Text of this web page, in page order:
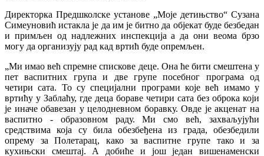
Директорка Предшколске установе „Моје детињство“ Сузана
Симеуновић истакла је да им је битно да објекат буде безбедан
и примљен од надлежних инспекција а да они веома брзо
могу да организују рад кад вртић буде опремљен.
„Ми имао већ спремне спискове деце. Она ће бити смештена у
пет васпитних група и две групе посебног програма од
четири сата. То су специјални програми које већ имамо у
вртићу у Заблаћу, где деца бораве четири сата без оброка који
је иначе обавезан у целодневном боравку. Овде је акценат на
васпитно - образовном раду. Ми смо већ, захваљујући
средствима која су била обезбеђена из града, обезбедили
опрему за Полетарац, како за васпитне групе тако и за
кухињски смештај. А добиће и још један вишенаменски